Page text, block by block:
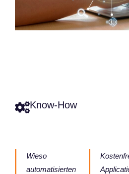
Know-How
Wieso
automatisierten